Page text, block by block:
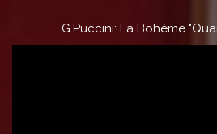
G.Puccini: La Bohéme